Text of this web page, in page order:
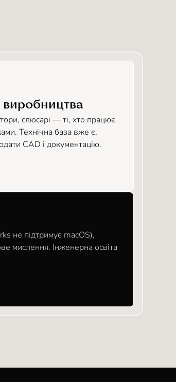
виробництва
слюсарі — ті, хто працює
Технічна база вже є,
CAD і документацію.
не підтримує macOS),
мислення. Інженерна освіта